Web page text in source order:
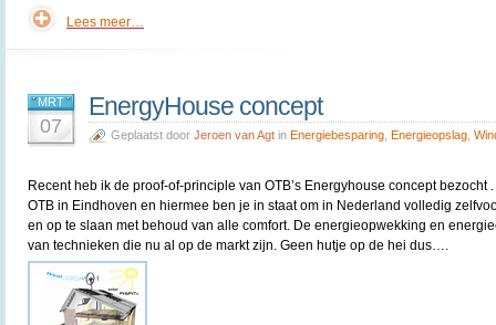
Lees meer…
MRT
07
EnergyHouse concept
Geplaatst door Jeroen van Agt in Energiebesparing Energieopslag
Recent heb ik de proof-of-principle van OTB’s Energyhouse concept bezocht
OTB in Eindhoven en hiermee ben je in staat om in Nederland volledig
en op te slaan met behoud van alle comfort. De energieopwekking en
van technieken die nu al op de markt zijn. Geen hutje op de hei dus….